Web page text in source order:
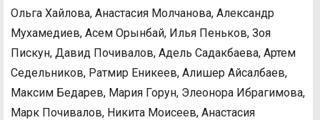
Ольга Хайлова, Анастасия Молчанова, Александр
Мухамедиев, Асем Орынбай, Илья Пеньков, Зоя
Пискун, Давид Почивалов, Адель Садакбаева, Артем
Седельников, Ратмир Еникеев, Алишер Айсалбаев,
Максим Бедарев, Мария Горун, Элеонора Ибрагимова,
Марк Почивалов, Никита Моисеев, Анастасия